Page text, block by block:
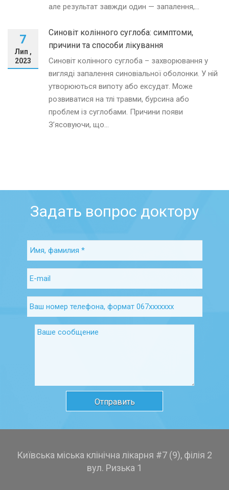
але результат завжди один — запалення,...
7
Лип ,
2023
Синовіт колінного суглоба: симптоми,
причини та способи лікування
Синовіт колінного суглоба – захворювання у
вигляді запалення синовіальної оболонки. У ній
утворюються випоту або ексудат. Може
розвиватися на тлі травми, бурсина або
проблем із суглобами. Причини появи
З’ясовуючи, що...
Задать вопрос доктору
Київська міська клінічна лікарня #7 (9), філія 2
вул. Ризька 1